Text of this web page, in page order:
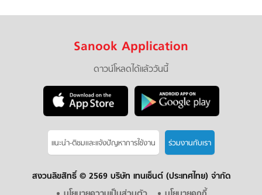
Sanook Application
ดาวน์โหลดได้แล้ววันนี้
แนะนำ-ติชมเเละแจ้งปัญหาการใช้งาน ร่วมงานกับเรา
สงวนลิขสิทธิ์ © 2569 บริษัท เทนเซ็นต์ (ประเทศไทย) จำกัด